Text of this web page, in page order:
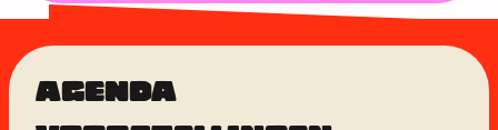
AGENDA